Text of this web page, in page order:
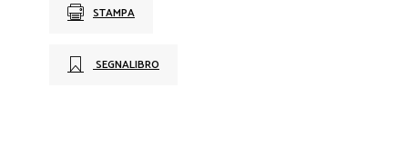
STAMPA
SEGNALIBRO